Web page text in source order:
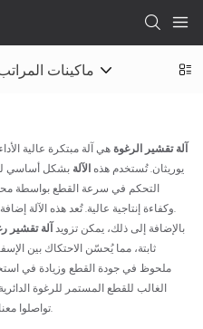
ماكينات
آلة تقشير الرغوة هي آلة مبتكرة عالية
يوريثان. تُستخدم هذه الآلة بشكل أساسي
التحكم في سرعة القطع بواسطة
وكفاءة إنتاجية عالية. تُعد هذه الآلة إضافة لا غنى عنها لخطوط إنتاج الرغوة المتواصلة.
بالإضافة إلى ذلك، يمكن تزويد آلة تقشير
ثابتة، مما يُحسّن الاحتكاك بين
ملحوظ في جودة القطع وزيادة في
الغالب للقطع المستمر للرغوة
تواصلوا معنا، فنحن من أفضل الشركات في هذا المجال.